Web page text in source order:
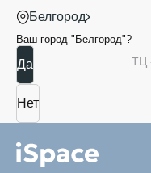
Белгород
Ваш город " Белгород"?
ТЦ